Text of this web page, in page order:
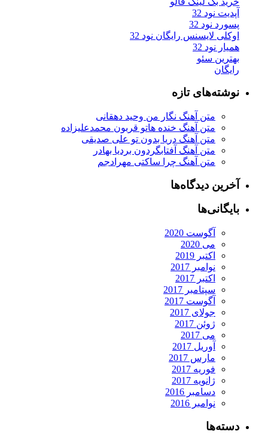
آپدیت نود 32
پسورد نود 32
اوکلی لایسنس رایگان نود 32
همیار نود 32
بهترین سئو
رایگان
نوشته‌های تازه
متن آهنگ نگار من وحید دهقانی
متن آهنگ خنده هاتو قربون محمدعلیزاده
متن آهنگ دریا بدون تو علی صدیقی
متن آهنگ آفتابگردون بردیا بهادر
متن آهنگ چرا ساکتی مهرادجم
آخرین دیدگاه‌ها
بایگانی‌ها
آگوست 2020
می 2020
اکتبر 2019
نوامبر 2017
اکتبر 2017
سپتامبر 2017
آگوست 2017
جولای 2017
ژوئن 2017
می 2017
آوریل 2017
مارس 2017
فوریه 2017
ژانویه 2017
دسامبر 2016
نوامبر 2016
دسته‌ها